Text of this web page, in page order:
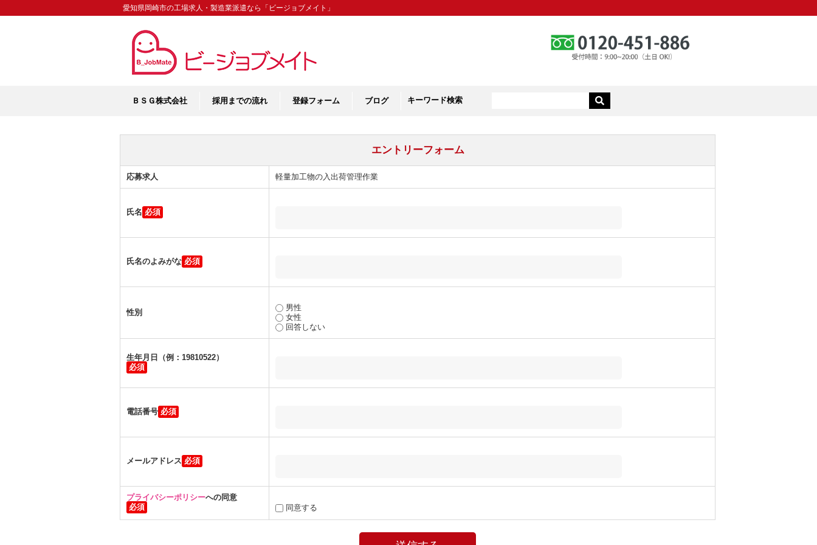
愛知県岡崎市の工場求人・製造業派遣なら「ビージョブメイト」
ＢＳＧ株式会社 採用までの流れ 登録フォーム ブログ キーワード検索
エントリーフォーム
応募求人 軽量加工物の入出荷管理作業
氏名
氏名のよみがな
性別
男性
女性
回答しない
生年月日（例：19810522）
電話番号
メールアドレス
プライバシーポリシーへの同意
同意する